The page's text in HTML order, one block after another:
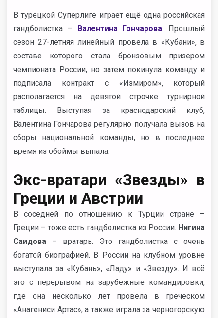
В турецкой Суперлиге играет ещё одна российская
гандболистка – Валентина Гончарова. Прошлый
сезон 27-летняя линейный провела в «Кубани», в
составе которого стала бронзовым призёром
чемпионата России, но затем покинула команду и
подписала контракт с «Измиром», который
располагается на девятой строчке турнирной
таблицы. Выступая за краснодарский клуб,
Валентина Гончарова регулярно получала вызов на
сборы национальной команды, но в последнее
время из обоймы выпала.
Экс-вратари «Звезды» в
Греции и Австрии
В соседней по отношению к Турции стране –
Греции – тоже есть гандболистка из России. Нигина
Саидова – вратарь. Это гандболистка с очень
богатой биографией. В России на клубном уровне
выступала за «Кубань», «Ладу» и «Звезду». И всё
это с перерывом на зарубежные командировки,
где она несколько лет провела в греческом
«Анагениси Артас», а также играла за черногорскую